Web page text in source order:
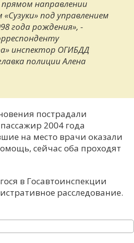
направлении
под управлением
года рождения», -
инспектор ОГИБДД
полиции Алена
пострадали
2004 года
на место врачи оказали
сейчас оба проходят
в Госавтоинспекции
расследование.